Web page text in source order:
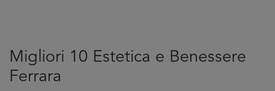
Migliori 10 Estetica e Benessere
Ferrara